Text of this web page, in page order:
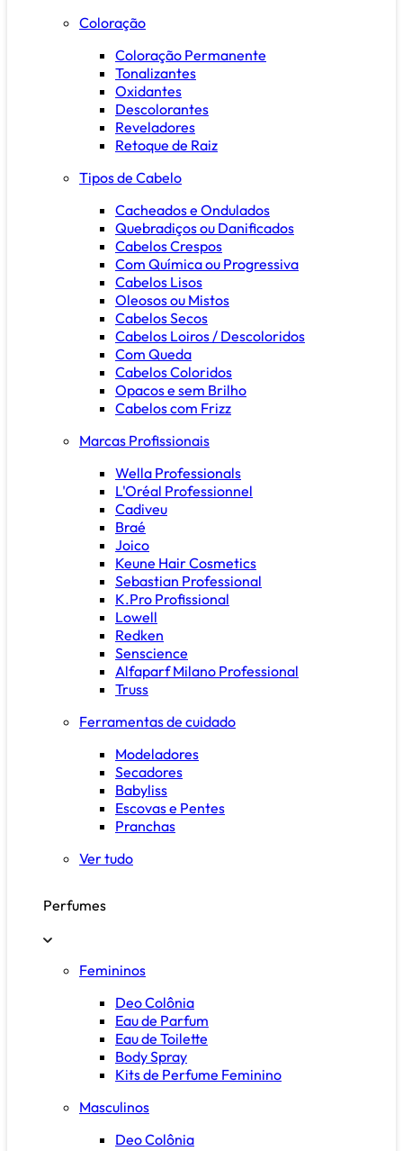
Coloração
Coloração Permanente
Tonalizantes
Oxidantes
Descolorantes
Reveladores
Retoque de Raiz
Tipos de Cabelo
Cacheados e Ondulados
Quebradiços ou Danificados
Cabelos Crespos
Com Química ou Progressiva
Cabelos Lisos
Oleosos ou Mistos
Cabelos Secos
Cabelos Loiros / Descoloridos
Com Queda
Cabelos Coloridos
Opacos e sem Brilho
Cabelos com Frizz
Marcas Profissionais
Wella Professionals
L'Oréal Professionnel
Cadiveu
Braé
Joico
Keune Hair Cosmetics
Sebastian Professional
K.Pro Profissional
Lowell
Redken
Senscience
Alfaparf Milano Professional
Truss
Ferramentas de cuidado
Modeladores
Secadores
Babyliss
Escovas e Pentes
Pranchas
Ver tudo
Perfumes
Femininos
Deo Colônia
Eau de Parfum
Eau de Toilette
Body Spray
Kits de Perfume Feminino
Masculinos
Deo Colônia